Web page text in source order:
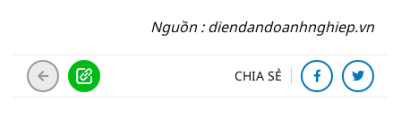
Nguồn : diendandoanhnghiep.vn
CHIA SẺ